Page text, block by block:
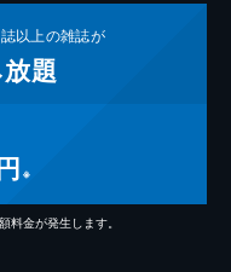
誌以上の雑誌が
題
※
金が発生します。